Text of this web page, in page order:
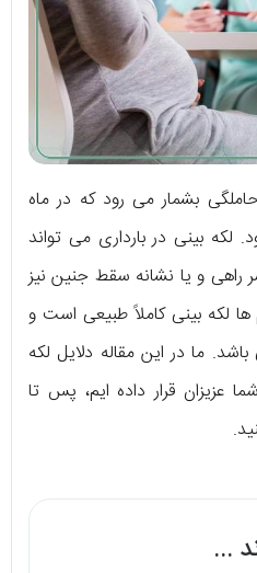
حاملگی بشمار می رود که در ماه
لکه بینی در بارداری می تواند
راهی و یا نشانه سقط جنین نیز
لکه بینی کاملاً طبیعی است و
ما در این مقاله دلایل لکه
عزیزان قرار داده ایم، پس تا
...